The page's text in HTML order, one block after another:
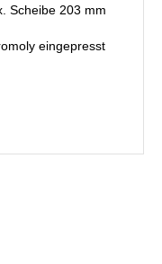
Scheibe 203 mm
eingepresst